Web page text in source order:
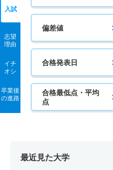
入試
志望
理由
イチ
オシ
卒業後
の進路
偏差値
合格発表日
合格最低点・平均
点
最近見た大学